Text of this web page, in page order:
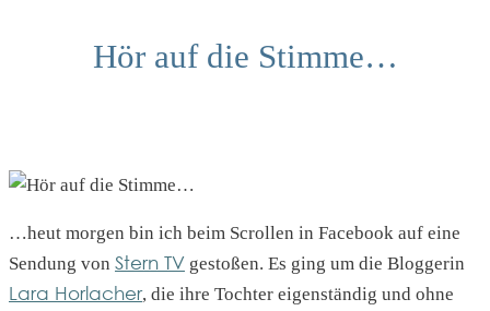
Hör auf die Stimme…
…heut morgen bin ich beim Scrollen in Facebook auf eine
Sendung von Stern TV gestoßen. Es ging um die Bloggerin
Lara Horlacher, die ihre Tochter eigenständig und ohne